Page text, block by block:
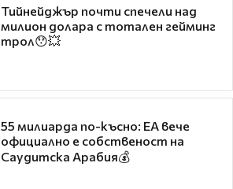
Тийнейджър почти спечели над
милион долара с тотален гейминг
трол😯💥
55 милиарда по-късно: EA вече
официално е собственост на
Саудитска Арабия💰